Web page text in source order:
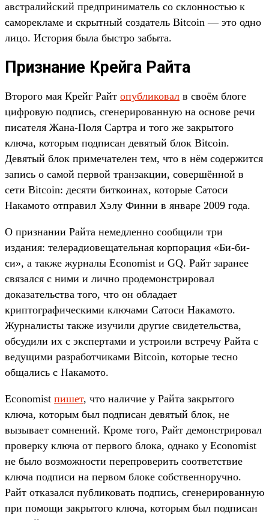
австралийский предприниматель со склонностью к
саморекламе и скрытный создатель Bitcoin — это одно
лицо. История была быстро забыта.
Признание Крейга Райта
Второго мая Крейг Райт опубликовал в своём блоге
цифровую подпись, сгенерированную на основе речи
писателя Жана-Поля Сартра и того же закрытого
ключа, которым подписан девятый блок Bitcoin.
Девятый блок примечателен тем, что в нём содержится
запись о самой первой транзакции, совершённой в
сети Bitcoin: десяти биткоинах, которые Сатоси
Накамото отправил Хэлу Финни в январе 2009 года.
О признании Райта немедленно сообщили три
издания: телерадиовещательная корпорация «Би-би-
си», а также журналы Economist и GQ. Райт заранее
связался с ними и лично продемонстрировал
доказательства того, что он обладает
криптографическими ключами Сатоси Накамото.
Журналисты также изучили другие свидетельства,
обсудили их с экспертами и устроили встречу Райта с
ведущими разработчиками Bitcoin, которые тесно
общались с Накамото.
Economist пишет, что наличие у Райта закрытого
ключа, которым был подписан девятый блок, не
вызывает сомнений. Кроме того, Райт демонстрировал
проверку ключа от первого блока, однако у Economist
не было возможности перепроверить соответствие
ключа подписи на первом блоке собственноручно.
Райт отказался публиковать подпись, сгенерированную
при помощи закрытого ключа, которым был подписан